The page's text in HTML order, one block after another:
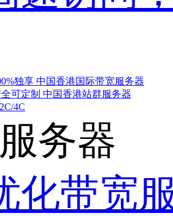
独享 中国香港国际带宽服务器
可定制 中国香港站群服务器
4C
务器
化带宽